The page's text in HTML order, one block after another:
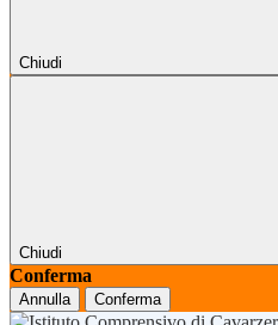
Chiudi
Chiudi
Conferma
Annulla Conferma